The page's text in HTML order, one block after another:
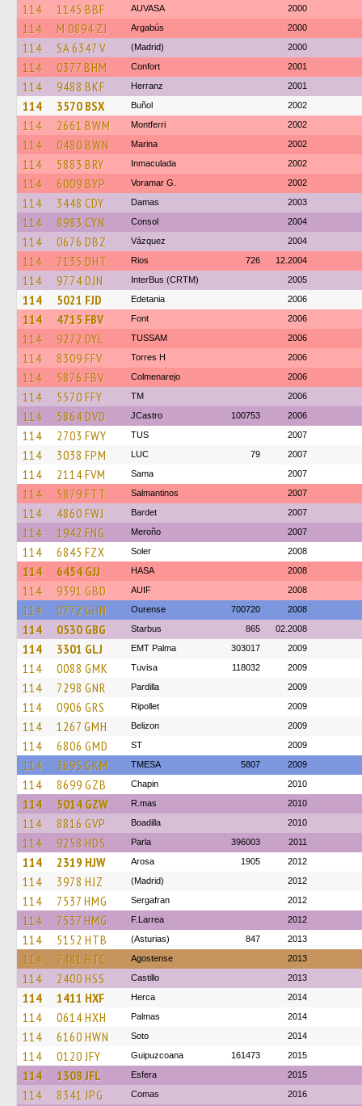
114 1145 BBF AUVASA 2000
114 M 0894 ZJ Argabús 2000
114 SA 6347 V (Madrid) 2000
114 0377 BHM Confort 2001
114 9488 BKF Herranz 2001
114 3570 BSX Buñol 2002
114 2661 BWM Montferri 2002
114 0480 BWN Marina 2002
114 5883 BRY Inmaculada 2002
114 6009 BYP Voramar G. 2002
114 3448 CDY Damas 2003
114 8983 CYN Consol 2004
114 0676 DBZ Vázquez 2004
114 7135 DHT Rios 726 12.2004
114 9774 DJN InterBus (CRTM) 2005
114 5021 FJD Edetania 2006
114 4715 FBV Font 2006
114 9272 DYL TUSSAM 2006
114 8309 FFV Torres H 2006
114 5876 FBV Colmenarejo 2006
114 5570 FFY TM 2006
114 5864 DVD JCastro 100753 2006
114 2703 FWY TUS 2007
114 3038 FPM LUC 79 2007
114 2114 FVM Sama 2007
114 5879 FTT Salmantinos 2007
114 4860 FWJ Bardet 2007
114 1942 FNG Meroño 2007
114 6845 FZX Soler 2008
114 6454 GJJ HASA 2008
114 9391 GBD AUIF 2008
114 0772 GHN Ourense 700720 2008
114 0530 GBG Starbus 865 02.2008
114 3301 GLJ EMT Palma 303017 2009
114 0088 GMK Tuvisa 118032 2009
114 7298 GNR Pardilla 2009
114 0906 GRS Ripollet 2009
114 1267 GMH Belizon 2009
114 6806 GMD ST 2009
114 3695 GKM TMESA 5807 2009
114 8699 GZB Chapin 2010
114 5014 GZW R.mas 2010
114 8816 GVP Boadilla 2010
114 9258 HDS Parla 396003 2011
114 2319 HJW Arosa 1905 2012
114 3978 HJZ (Madrid) 2012
114 7537 HMG Sergafran 2012
114 7537 HMG F.Larrea 2012
114 5152 HTB (Asturias) 847 2013
114 7481 HTC Agostense 2013
114 2400 HSS Castillo 2013
114 1411 HXF Herca 2014
114 0614 HXH Palmas 2014
114 6160 HWN Soto 2014
114 0120 JFY Guipuzcoana 161473 2015
114 1308 JFL Esfera 2015
114 8341 JPG Comas 2016